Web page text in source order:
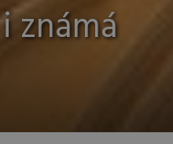
známá